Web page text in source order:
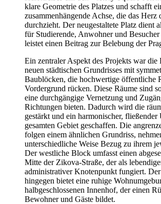
klare Geometrie des Platzes und schafft
zusammenhängende Achse, die das Herz
durchzieht. Der neugestaltete Platz dient
für Studierende, Anwohner und
leistet einen Beitrag zur Belebung der
Ein zentraler Aspekt des Projekts war
neuen städtischen Grundrisses mit
Baublöcken, die hochwertige öffentliche
Vordergrund rücken. Diese Räume sind
eine durchgängige Vernetzung und
Richtungen bieten. Dadurch wird die
gestärkt und ein harmonischer, fließender
gesamten Gebiet geschaffen. Die
folgen einem ähnlichen Grundriss,
unterschiedliche Weise Bezug zu ihrem
Der westliche Block umfasst einen
Mitte der Zikova-Straße, der als
administrativer Knotenpunkt fungiert.
hingegen bietet eine ruhige
halbgeschlossenen Innenhof, der einen
Bewohner und Gäste bildet.